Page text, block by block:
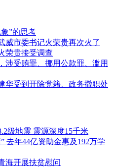
”的思考
威市委书记火荣贵再次火了
荣贵接受调查
涉受贿罪、挪用公款罪、滥用
华受到开除党籍、政务撤职处
级地震 震源深度15千米
去年44亿资助金惠及192万学
海开展扶贫慰问